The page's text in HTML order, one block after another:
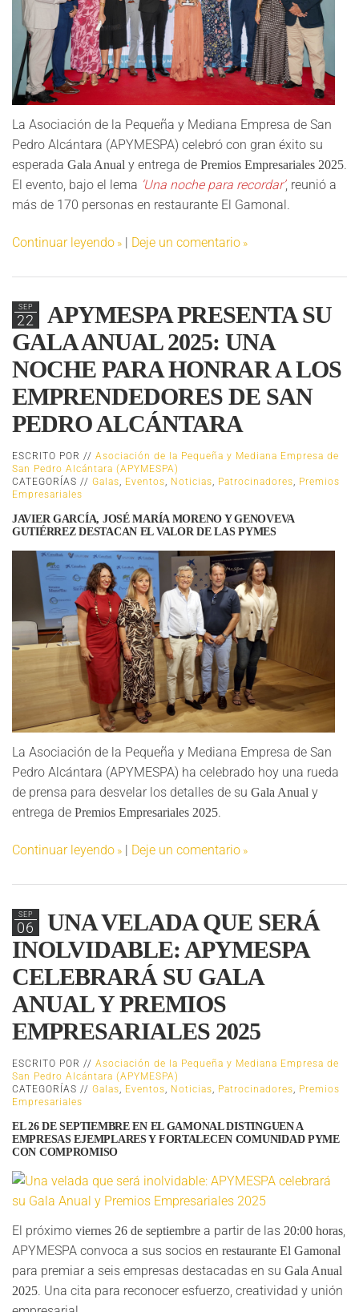
La Asociación de la Pequeña y Mediana Empresa de San
Pedro Alcántara (APYMESPA) celebró con gran éxito su
esperada Gala Anual y entrega de Premios Empresariales 2025.
El evento, bajo el lema ‘Una noche para recordar’, reunió a
más de 170 personas en restaurante El Gamonal.
Continuar leyendo | Deje un comentario
SEP
22
APYMESPA PRESENTA SU
GALA ANUAL 2025: UNA
NOCHE PARA HONRAR A LOS
EMPRENDEDORES DE SAN
PEDRO ALCÁNTARA
ESCRITO POR // Asociación de la Pequeña y Mediana Empresa de
San Pedro Alcántara (APYMESPA)
CATEGORÍAS // Galas, Eventos, Noticias, Patrocinadores, Premios
Empresariales
JAVIER GARCÍA, JOSÉ MARÍA MORENO Y GENOVEVA
GUTIÉRREZ DESTACAN EL VALOR DE LAS PYMES
La Asociación de la Pequeña y Mediana Empresa de San
Pedro Alcántara (APYMESPA) ha celebrado hoy una rueda
de prensa para desvelar los detalles de su Gala Anual y
entrega de Premios Empresariales 2025.
Continuar leyendo | Deje un comentario
SEP
06
UNA VELADA QUE SERÁ
INOLVIDABLE: APYMESPA
CELEBRARÁ SU GALA
ANUAL Y PREMIOS
EMPRESARIALES 2025
ESCRITO POR // Asociación de la Pequeña y Mediana Empresa de
San Pedro Alcántara (APYMESPA)
CATEGORÍAS // Galas Eventos Noticias Patrocinadores
Premios
Empresariales
EL 26 DE SEPTIEMBRE EN EL GAMONAL DISTINGUEN A
EMPRESAS EJEMPLARES Y FORTALECEN COMUNIDAD PYME
CON COMPROMISO
El próximo viernes 26 de septiembre a partir de las 20:00 horas
APYMESPA convoca a sus socios en restaurante El Gamonal
para premiar a seis empresas destacadas en su Gala Anual
2025. Una cita para reconocer esfuerzo, creatividad y unión